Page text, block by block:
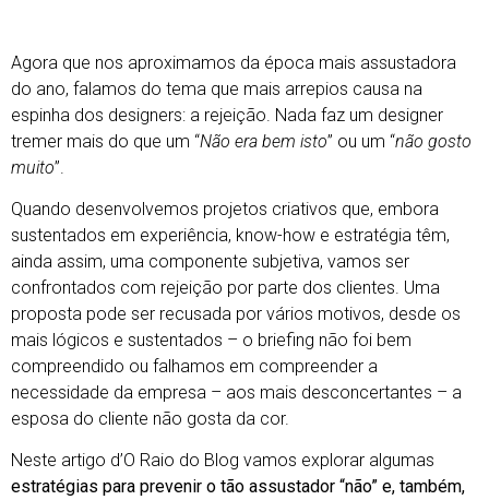
Agora que nos aproximamos da época mais assustadora
do ano, falamos do tema que mais arrepios causa na
espinha dos designers: a rejeição. Nada faz um designer
tremer mais do que um “Não era bem isto” ou um “não gosto
muito”.
Quando desenvolvemos projetos criativos que, embora
sustentados em experiência, know-how e estratégia têm,
ainda assim, uma componente subjetiva, vamos ser
confrontados com rejeição por parte dos clientes. Uma
proposta pode ser recusada por vários motivos, desde os
mais lógicos e sustentados – o briefing não foi bem
compreendido ou falhamos em compreender a
necessidade da empresa – aos mais desconcertantes – a
esposa do cliente não gosta da cor.
Neste artigo d’O Raio do Blog vamos explorar algumas
estratégias para prevenir o tão assustador “não” e, também,